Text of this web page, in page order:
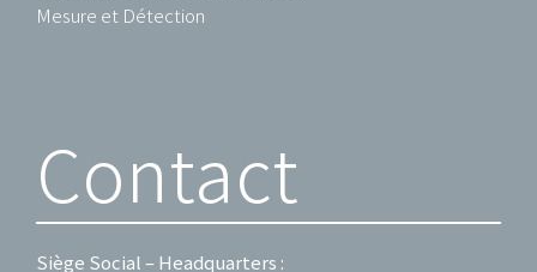
Mesure et Détection
Contact
Siège Social – Headquarters :